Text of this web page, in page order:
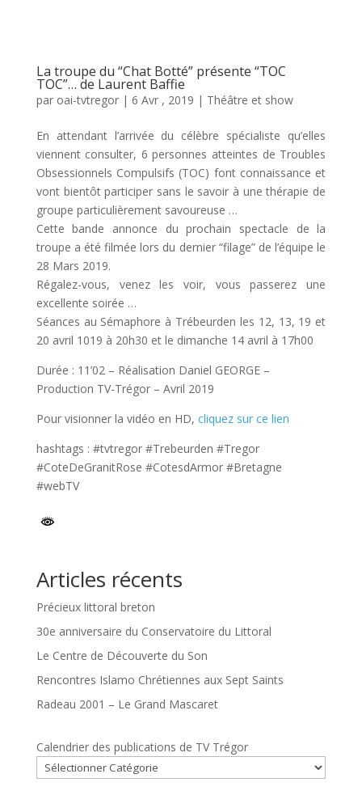
La troupe du “Chat Botté” présente “TOC
TOC”… de Laurent Baffie
par oai-tvtregor| 6 Avr , 2019 | Théâtre et show
En attendant l’arrivée du célèbre spécialiste qu’elles
viennent consulter, 6 personnes atteintes de Troubles
Obsessionnels Compulsifs (TOC) font connaissance et
vont bientôt participer sans le savoir à une thérapie de
groupe particulièrement savoureuse …
Cette bande annonce du prochain spectacle de la
troupe a été filmée lors du dernier “filage” de l’équipe le
28 Mars 2019.
Régalez-vous, venez les voir, vous passerez une
excellente soirée …
Séances au Sémaphore à Trébeurden les 12, 13, 19 et
20 avril 1019 à 20h30 et le dimanche 14 avril à 17h00
Durée : 11’02 – Réalisation Daniel GEORGE –
Production TV-Trégor – Avril 2019
Pour visionner la vidéo en HD, cliquez sur ce lien
hashtags : #tvtregor #Trebeurden #Tregor
#CoteDeGranitRose #CotesdArmor #Bretagne
#webTV
Articles récents
Précieux littoral breton
30e anniversaire du Conservatoire du Littoral
Le Centre de Découverte du Son
Rencontres Islamo Chrétiennes aux Sept Saints
Radeau 2001 – Le Grand Mascaret
Calendrier des publications de TV Trégor